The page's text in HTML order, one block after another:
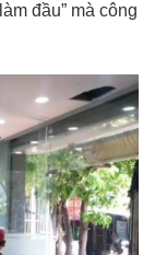
đầu” mà công